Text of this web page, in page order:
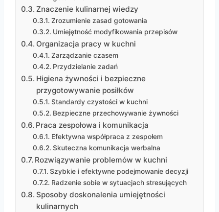
Znaczenie kulinarnej wiedzy
Zrozumienie zasad gotowania
Umiejętność modyfikowania przepisów
Organizacja pracy w kuchni
Zarządzanie czasem
Przydzielanie zadań
Higiena żywności i bezpieczne
przygotowywanie posiłków
Standardy czystości w kuchni
Bezpieczne przechowywanie żywności
Praca zespołowa i komunikacja
Efektywna współpraca z zespołem
Skuteczna komunikacja werbalna
Rozwiązywanie problemów w kuchni
Szybkie i efektywne podejmowanie decyzji
Radzenie sobie w sytuacjach stresujących
Sposoby doskonalenia umiejętności
kulinarnych